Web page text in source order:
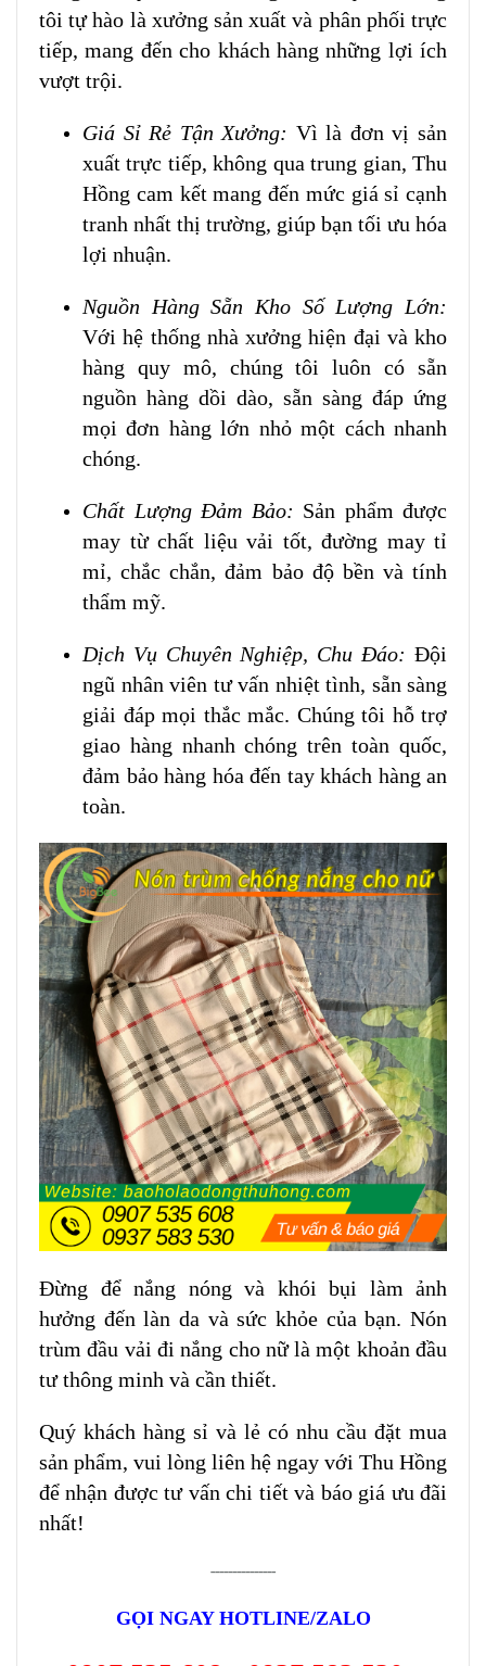
tôi tự hào là xưởng sản xuất và phân phối trực
tiếp, mang đến cho khách hàng những lợi ích
vượt trội.
Giá Sỉ Rẻ Tận Xưởng: Vì là đơn vị sản
xuất trực tiếp, không qua trung gian, Thu
Hồng cam kết mang đến mức giá sỉ cạnh
tranh nhất thị trường, giúp bạn tối ưu hóa
lợi nhuận.
Nguồn Hàng Sẵn Kho Số Lượng Lớn:
Với hệ thống nhà xưởng hiện đại và kho
hàng quy mô, chúng tôi luôn có sẵn
nguồn hàng dồi dào, sẵn sàng đáp ứng
mọi đơn hàng lớn nhỏ một cách nhanh
chóng.
Chất Lượng Đảm Bảo: Sản phẩm được
may từ chất liệu vải tốt, đường may tỉ
mỉ, chắc chắn, đảm bảo độ bền và tính
thẩm mỹ.
Dịch Vụ Chuyên Nghiệp, Chu Đáo: Đội
ngũ nhân viên tư vấn nhiệt tình, sẵn sàng
giải đáp mọi thắc mắc. Chúng tôi hỗ trợ
giao hàng nhanh chóng trên toàn quốc,
đảm bảo hàng hóa đến tay khách hàng an
toàn.
Đừng để nắng nóng và khói bụi làm ảnh
hưởng đến làn da và sức khỏe của bạn. Nón
trùm đầu vải đi nắng cho nữ là một khoản đầu
tư thông minh và cần thiết.
Quý khách hàng sỉ và lẻ có nhu cầu đặt mua
sản phẩm, vui lòng liên hệ ngay với Thu Hồng
để nhận được tư vấn chi tiết và báo giá ưu đãi
nhất!
---------------
GỌI NGAY HOTLINE/ZALO